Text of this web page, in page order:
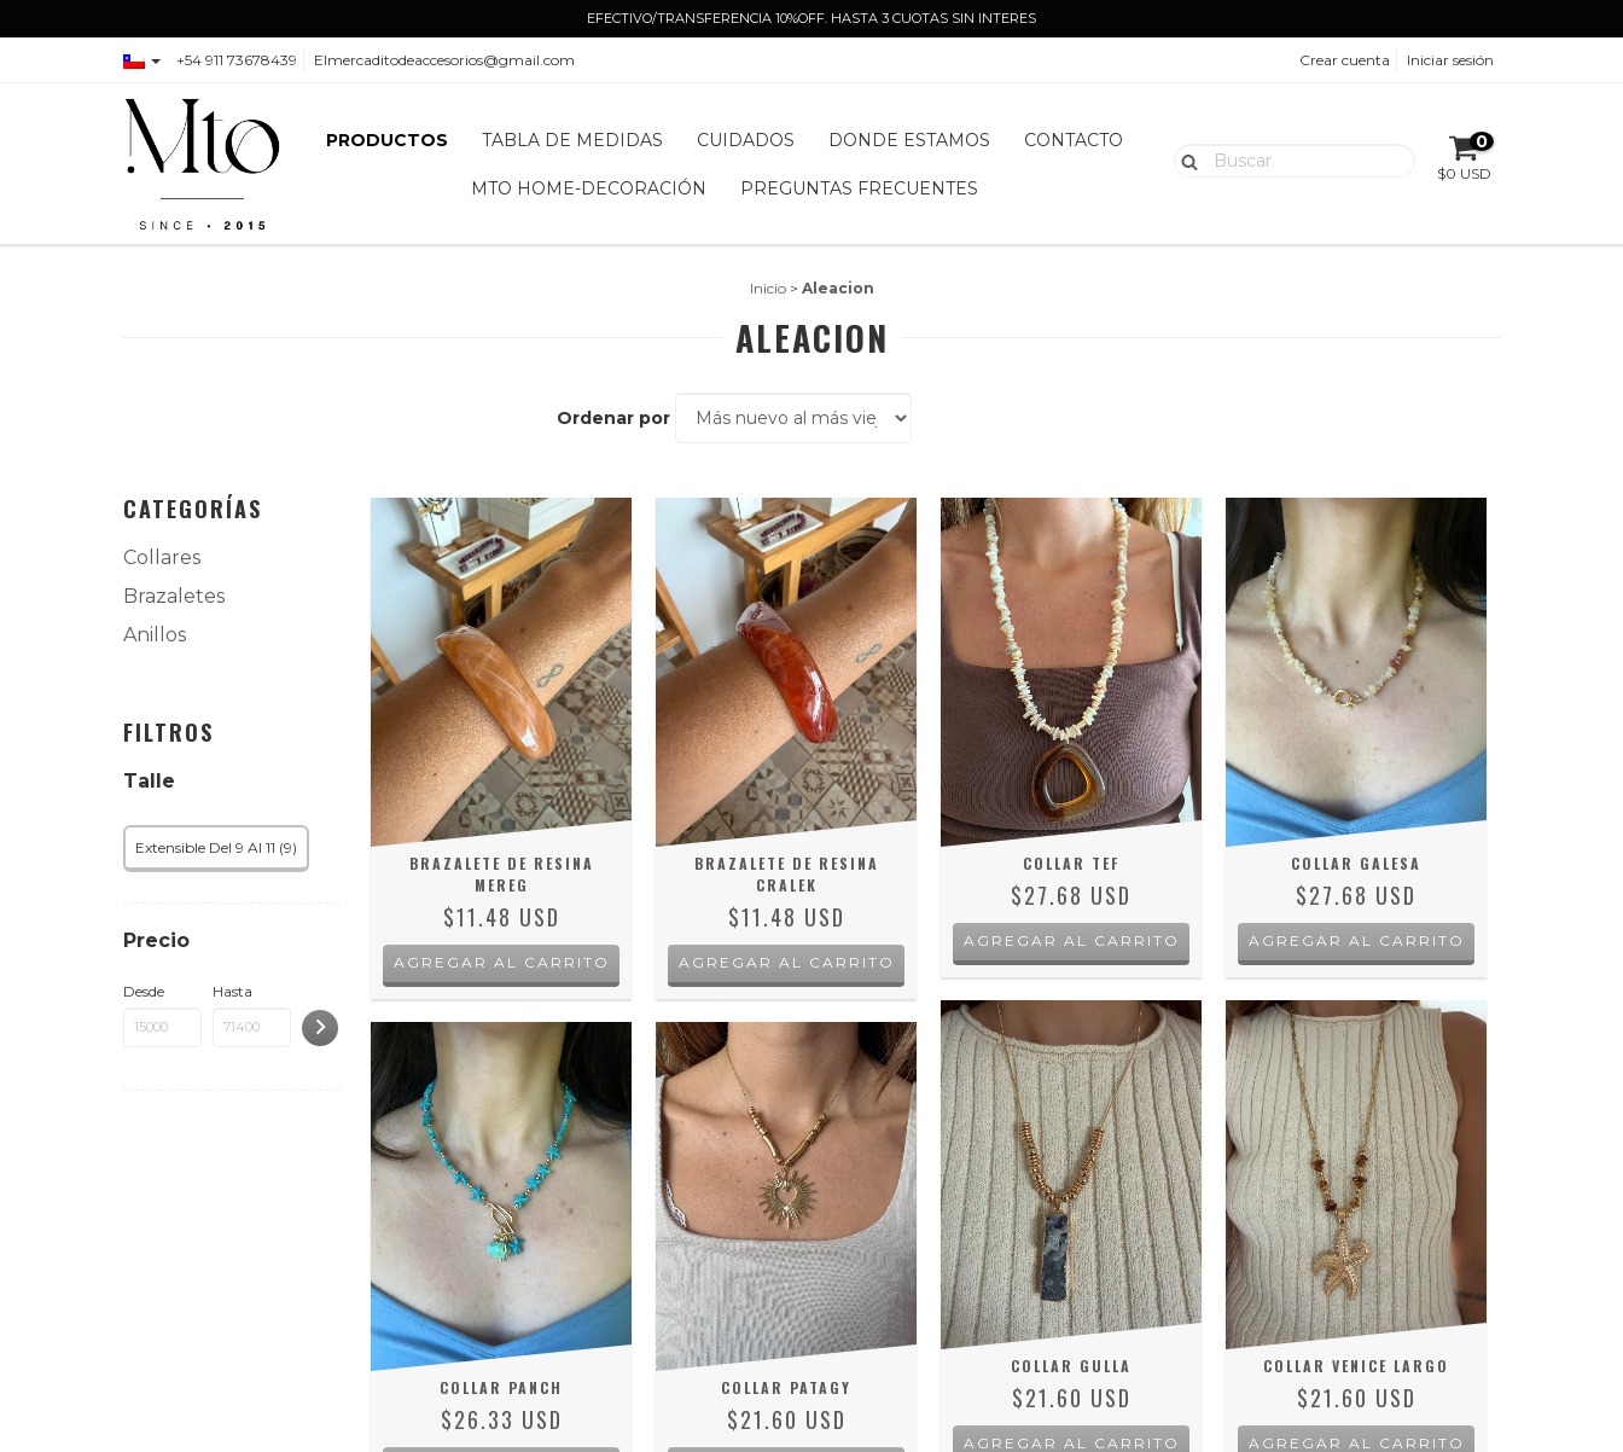
EFECTIVO/TRANSFERENCIA 10%OFF. HASTA 3 CUOTAS SIN INTERES
+54 911 73678439 Elmercaditodeaccesorios@gmail.com Crear cuenta Iniciar sesión
PRODUCTOS TABLA DE MEDIDAS CUIDADOS DONDE ESTAMOS CONTACTO
MTO HOME-DECORACIÓN PREGUNTAS FRECUENTES
0
$0 USD
Inicio > Aleacion
ALEACION
Ordenar por
CATEGORÍAS
Collares
Brazaletes
Anillos
FILTROS
Talle
Extensible Del 9 Al 11 (9)
Precio
Desde Hasta
BRAZALETE DE RESINA
MEREG
$11.48 USD
BRAZALETE DE RESINA
CRALEK
$11.48 USD
COLLAR TEF
$27.68 USD
COLLAR GALESA
$27.68 USD
COLLAR PANCH
$26.33 USD
COLLAR PATAGY
$21.60 USD
COLLAR GULLA
$21.60 USD
COLLAR VENICE LARGO
$21.60 USD